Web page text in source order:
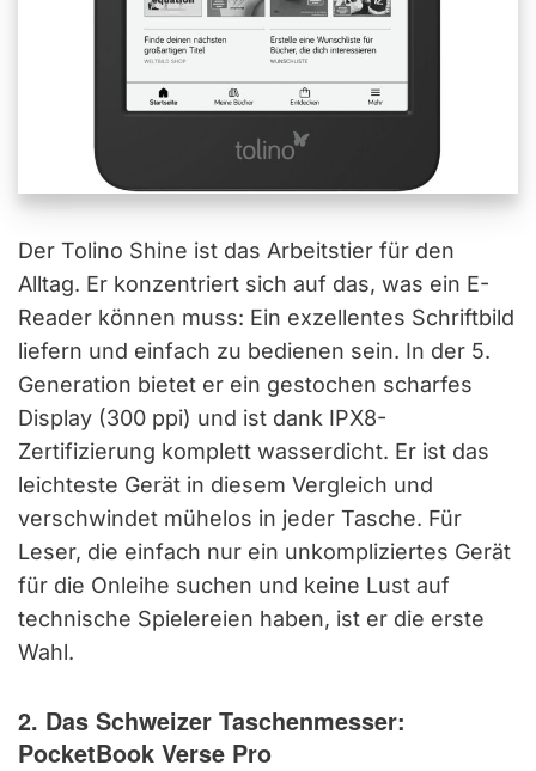
Der Tolino Shine ist das Arbeitstier für den
Alltag. Er konzentriert sich auf das, was ein E-
Reader können muss: Ein exzellentes Schriftbild
liefern und einfach zu bedienen sein. In der 5.
Generation bietet er ein gestochen scharfes
Display (300 ppi) und ist dank IPX8-
Zertifizierung komplett wasserdicht. Er ist das
leichteste Gerät in diesem Vergleich und
verschwindet mühelos in jeder Tasche. Für
Leser, die einfach nur ein unkompliziertes Gerät
für die Onleihe suchen und keine Lust auf
technische Spielereien haben, ist er die erste
Wahl.
2. Das Schweizer Taschenmesser:
PocketBook Verse Pro